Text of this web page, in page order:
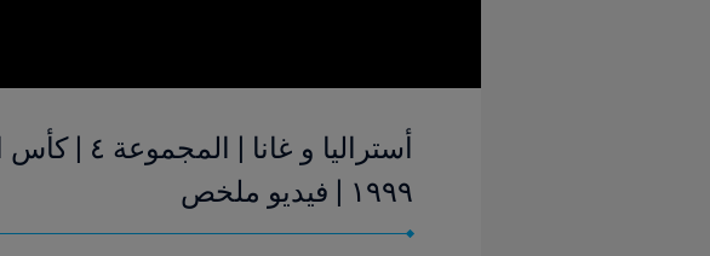
١٩٩٩ | فيديو ملخص